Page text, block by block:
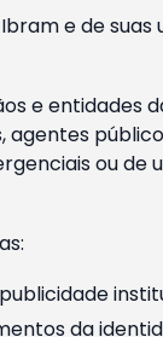
e de
e entidades
ou de
da